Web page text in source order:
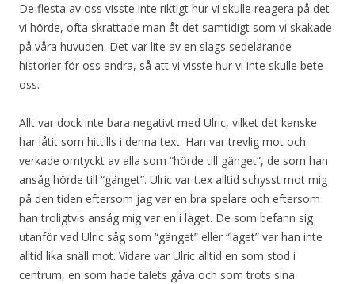
De flesta av oss visste inte riktigt hur vi skulle reagera på det
vi hörde, ofta skrattade man åt det samtidigt som vi skakade
på våra huvuden. Det var lite av en slags sedelärande
historier för oss andra, så att vi visste hur vi inte skulle bete
oss.
Allt var dock inte bara negativt med Ulric, vilket det kanske
har låtit som hittills i denna text. Han var trevlig mot och
verkade omtyckt av alla som “hörde till gänget”, de som han
ansåg hörde till “gänget”. Ulric var t.ex alltid schysst mot mig
på den tiden eftersom jag var en bra spelare och eftersom
han troligtvis ansåg mig var en i laget. De som befann sig
utanför vad Ulric såg som “gänget” eller “laget” var han inte
alltid lika snäll mot. Vidare var Ulric alltid en som stod i
centrum, en som hade talets gåva och som trots sina